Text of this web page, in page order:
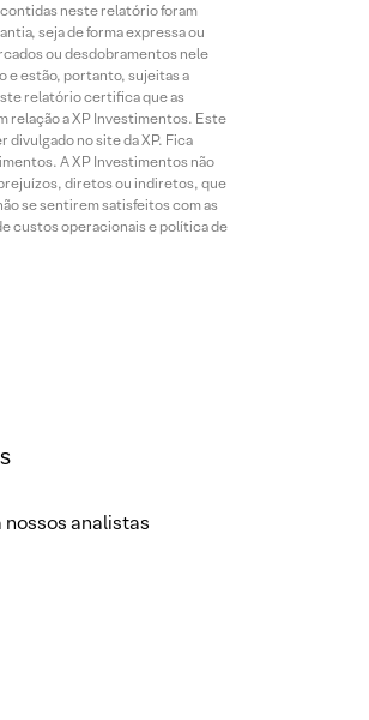
neste relatório foram
seja de forma expressa ou
ou desdobramentos nele
e estão, portanto, sujeitas a
relatório certifica que as
relação a XP Investimentos. Este
no site da XP. Fica
A XP Investimentos não
diretos ou indiretos, que
se sentirem satisfeitos com as
custos operacionais e política de
nossos analistas